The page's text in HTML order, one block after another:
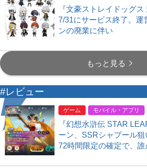
『文豪ストレイドッグ
7/31にサービス終了。運
ンの廃業に伴い
もっと見る
#レビュー
ゲーム モバイル・アプリ
『幻想水滸伝 STAR
ーン、SSRシャプール狙
72時間限定の確定で、